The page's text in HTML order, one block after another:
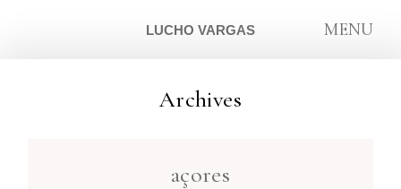
LUCHO VARGAS MENU
Archives
açores